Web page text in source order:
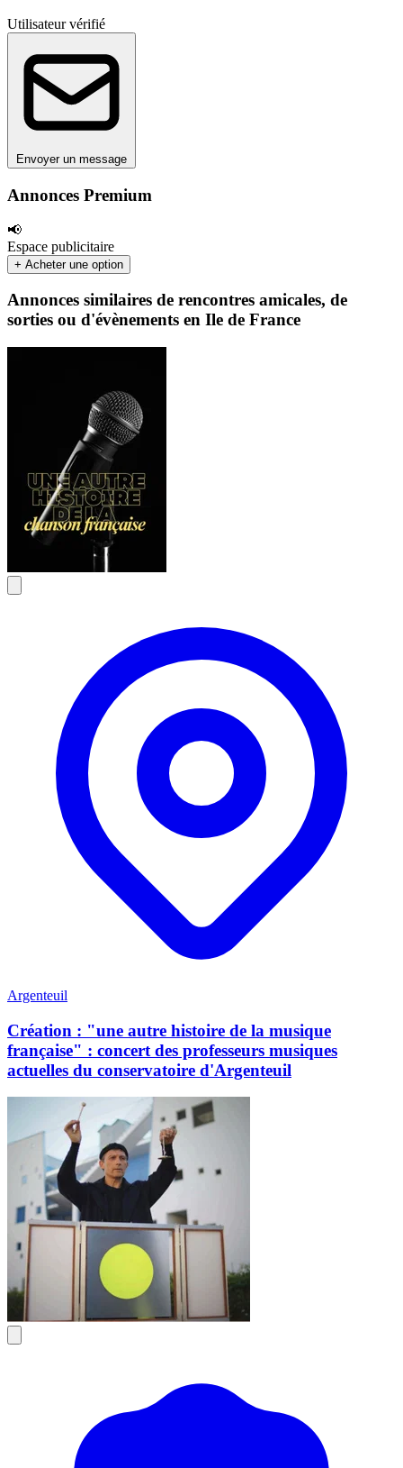
Annonces Premium
📢
Espace publicitaire
+ Acheter une option
Utilisateur vérifié
Envoyer un message
Annonces similaires de rencontres amicales, de
sorties ou d'évènements en Ile de France
Argenteuil
Création : "une autre histoire de la musique
française" : concert des professeurs musiques
actuelles du conservatoire d'Argenteuil